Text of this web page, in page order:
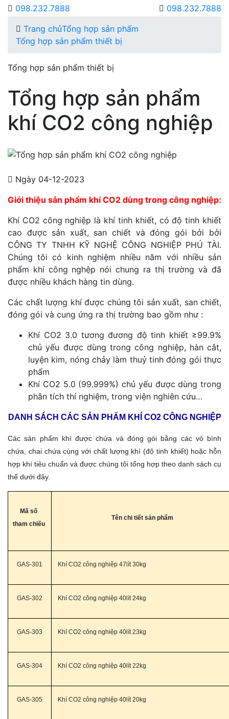
098.232.7888
098.232.7888
Trang chủTổng hợp sản phẩm
Tổng hợp sản phẩm thiết bị
Tổng hợp sản phẩm thiết bị
Tổng hợp sản phẩm
khí CO2 công nghiệp
Ngày 04-12-2023
Giới thiệu sản phẩm khí CO2 dùng trong công nghiệp:
Khí CO2 công nghiệp là khí tinh khiết, có độ tinh khiết
cao được sản xuất, san chiết và đóng gói bởi bởi
CÔNG TY TNHH KỸ NGHỆ CÔNG NGHIỆP PHÚ TÀI.
Chúng tôi có kinh nghiệm nhiều năm với nhiều sản
phẩm khí công nghệp nói chung ra thị trường và đã
được nhiều khách hàng tin dùng.
Các chất lượng khí được chúng tôi sản xuất, san chiết,
đóng gói và cung ứng ra thị trường bao gồm như :
Khí CO2 3.0 tương đương độ tinh khiết ≥99.9%
chủ yếu được dùng trong công nghiệp, hàn cắt,
luyện kim, nóng chảy làm thuỷ tinh đóng gói thực
phẩm
Khí CO2 5.0 (99.999%) chủ yếu được dùng trong
phân tích thí nghiệm, trong viện nghiên cứu…
DANH SÁCH CÁC SẢN PHẨM KHÍ CO2 CÔNG NGHIỆP
Các sản phẩm khí được chứa và đóng gói bằng các vỏ bình
chứa, chai chứa cùng với chất lượng khí (độ tinh khiết) hoặc hỗn
hợp khí tiêu chuẩn và được chúng tôi tổng hợp theo danh sách cụ
thể dưới đây.
Mã số
tham chiếu
Tên chi tiết sản phẩm
GAS-301 Khí CO2 công nghiệp 47lít 30kg
GAS-302 Khí CO2 công nghiệp 40lít 24kg
GAS-303 Khí CO2 công nghiệp 40lít 23kg
GAS-304 Khí CO2 công nghiệp 40lít 22kg
GAS-305 Khí CO2 công nghiệp 40lít 20kg